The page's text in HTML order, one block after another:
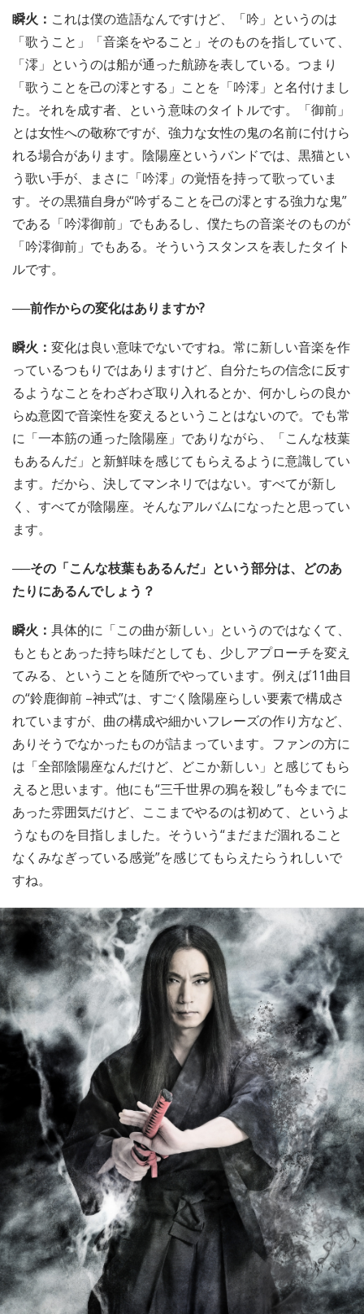
瞬火： これは僕の造語なんですけど、「吟」というのは
「歌うこと」「音楽をやること」そのものを指していて、
「澪」というのは船が通った航跡を表している。つまり
「歌うことを己の澪とする」ことを「吟澪」と名付けまし
た。それを成す者、という意味のタイトルです。「御前」
とは女性への敬称ですが、強力な女性の鬼の名前に付けら
れる場合があります。陰陽座というバンドでは、黒猫とい
う歌い手が、まさに「吟澪」の覚悟を持って歌っていま
す。その黒猫自身が“吟ずることを己の澪とする強力な鬼”
である「吟澪御前」でもあるし、僕たちの音楽そのものが
「吟澪御前」でもある。そういうスタンスを表したタイト
ルです。
──前作からの変化はありますか?
瞬火： 変化は良い意味でないですね。常に新しい音楽を作
っているつもりではありますけど、自分たちの信念に反す
るようなことをわざわざ取り入れるとか、何かしらの良か
らぬ意図で音楽性を変えるということはないので。でも常
に「一本筋の通った陰陽座」でありながら、「こんな枝葉
もあるんだ」と新鮮味を感じてもらえるように意識してい
ます。だから、決してマンネリではない。すべてが新し
く、すべてが陰陽座。そんなアルバムになったと思ってい
ます。
──その「こんな枝葉もあるんだ」という部分は、どのあ
たりにあるんでしょう？
瞬火： 具体的に「この曲が新しい」というのではなくて、
もともとあった持ち味だとしても、少しアプローチを変え
てみる、ということを随所でやっています。例えば11曲目
の“鈴鹿御前 –神式”は、すごく陰陽座らしい要素で構成さ
れていますが、曲の構成や細かいフレーズの作り方など、
ありそうでなかったものが詰まっています。ファンの方に
は「全部陰陽座なんだけど、どこか新しい」と感じてもら
えると思います。他にも“三千世界の鴉を殺し”も今までに
あった雰囲気だけど、ここまでやるのは初めて、というよ
うなものを目指しました。そういう“まだまだ涸れること
なくみなぎっている感覚”を感じてもらえたらうれしいで
すね。